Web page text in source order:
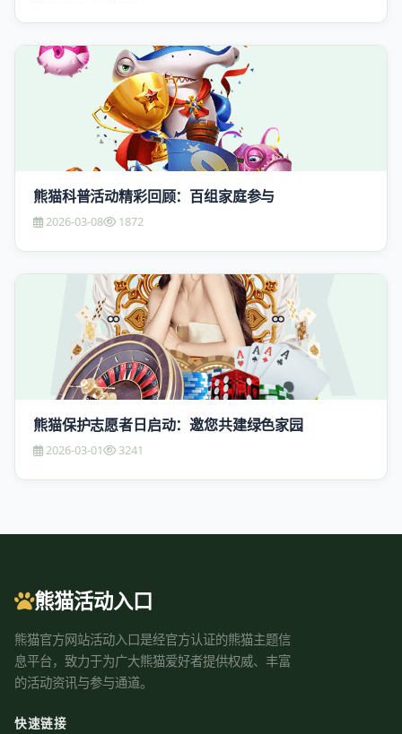
熊猫科普活动精彩回顾：百组家庭参与
2026-03-08 1872
熊猫保护志愿者日启动：邀您共建绿色家园
2026-03-01 3241
熊猫活动入口
熊猫官方网站活动入口是经官方认证的熊猫主题信
息平台，致力于为广大熊猫爱好者提供权威、丰富
的活动资讯与参与通道。
快速链接